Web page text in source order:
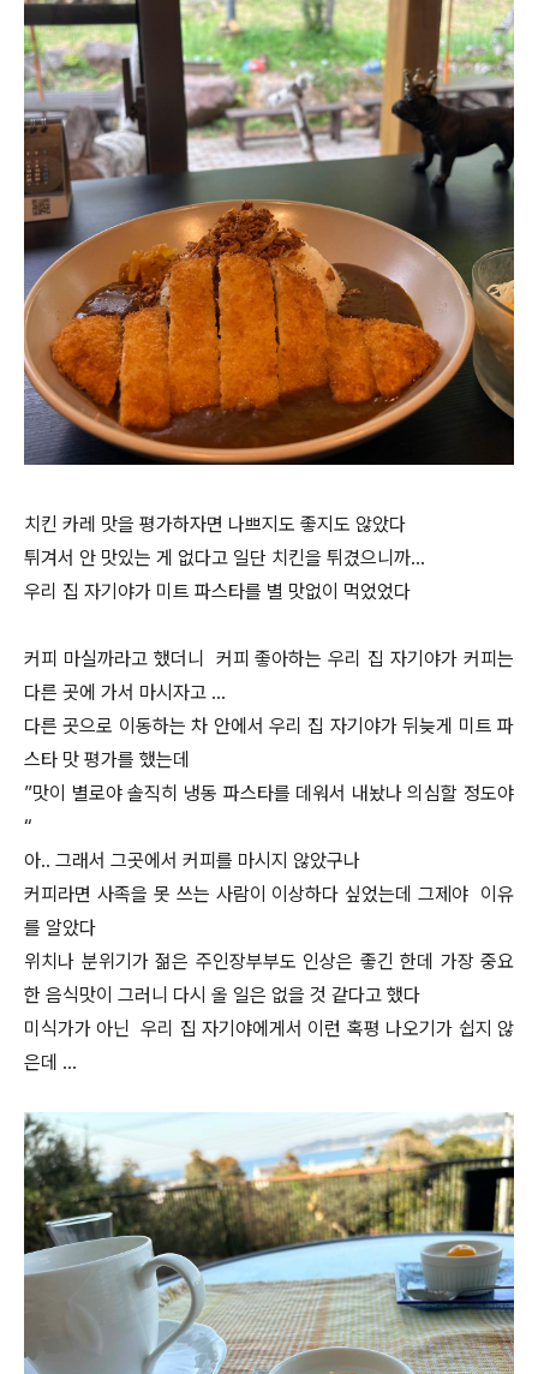
치킨 카레 맛을 평가하자면 나쁘지도 좋지도 않았다
튀겨서 안 맛있는 게 없다고 일단 치킨을 튀겼으니까…
우리 집 자기야가 미트 파스타를 별 맛없이 먹었었다
커피 마실까라고 했더니 커피 좋아하는 우리 집 자기야가 커피는
다른 곳에 가서 마시자고 …
다른 곳으로 이동하는 차 안에서 우리 집 자기야가 뒤늦게 미트 파
스타 맛 평가를 했는데
”맛이 별로야 솔직히 냉동 파스타를 데워서 내놨나 의심할 정도야
“
아.. 그래서 그곳에서 커피를 마시지 않았구나
커피라면 사족을 못 쓰는 사람이 이상하다 싶었는데 그제야 이유
를 알았다
위치나 분위기가 젊은 주인장부부도 인상은 좋긴 한데 가장 중요
한 음식맛이 그러니 다시 올 일은 없을 것 같다고 했다
미식가가 아닌 우리 집 자기야에게서 이런 혹평 나오기가 쉽지 않
은데 …